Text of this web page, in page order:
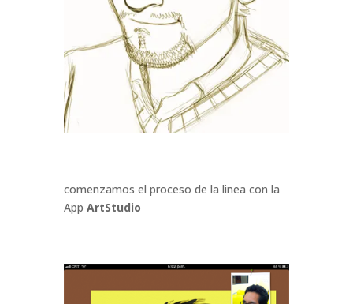
comenzamos el proceso de la linea con la
App ArtStudio